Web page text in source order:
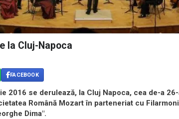
la Cluj-Napoca
FACEBOOK
2016 se derulează, la Cluj Napoca, cea de-a
Română Mozart în parteneriat cu
Dima".